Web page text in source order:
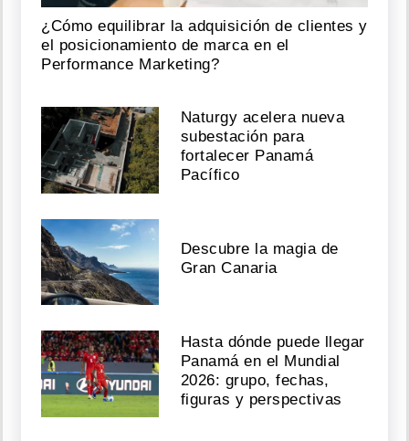
¿Cómo equilibrar la adquisición de clientes y
el posicionamiento de marca en el
Performance Marketing?
Naturgy acelera nueva
subestación para
fortalecer Panamá
Pacífico
Descubre la magia de
Gran Canaria
Hasta dónde puede llegar
Panamá en el Mundial
2026: grupo, fechas,
figuras y perspectivas